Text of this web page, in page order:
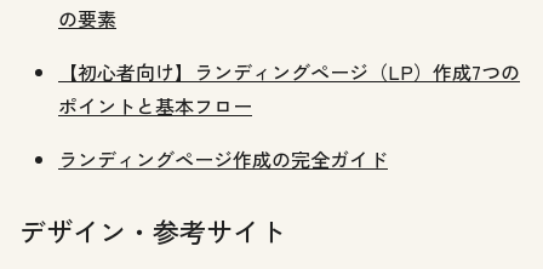
の要素
【初心者向け】ランディングページ（LP）作成7つの
ポイントと基本フロー
ランディングページ作成の完全ガイド
デザイン・参考サイト